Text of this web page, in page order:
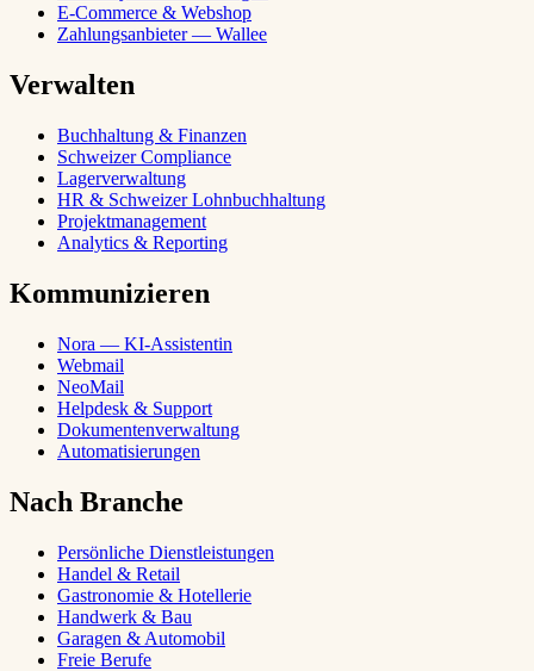
E-Commerce & Webshop
Zahlungsanbieter — Wallee
Verwalten
Buchhaltung & Finanzen
Schweizer Compliance
Lagerverwaltung
HR & Schweizer Lohnbuchhaltung
Projektmanagement
Analytics & Reporting
Kommunizieren
Nora — KI-Assistentin
Webmail
NeoMail
Helpdesk & Support
Dokumentenverwaltung
Automatisierungen
Nach Branche
Persönliche Dienstleistungen
Handel & Retail
Gastronomie & Hotellerie
Handwerk & Bau
Garagen & Automobil
Freie Berufe